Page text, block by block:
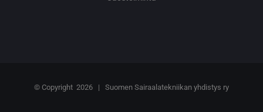
© Copyright 2026 | Suomen Sairaalatekniikan yhdistys ry